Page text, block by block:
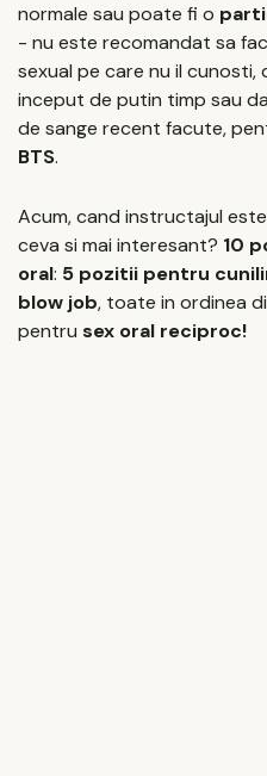
normale sau poate fi o
- nu este recomandat sa
sexual pe care nu il
inceput de putin timp sau
de sange recent facute,
BTS.
Acum, cand instructajul
ceva si mai interesant? 10
oral: 5 pozitii pentru
blow job, toate in ordinea
pentru sex oral reciproc!